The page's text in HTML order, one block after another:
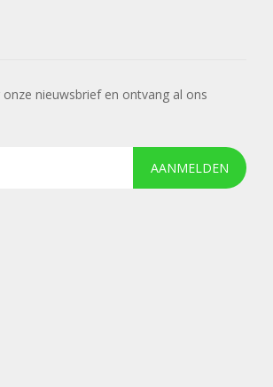
nieuwsbrief en ontvang al ons
AANMELDEN